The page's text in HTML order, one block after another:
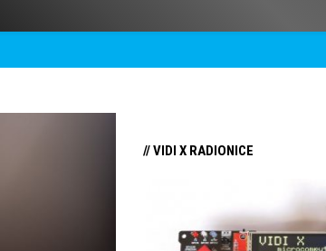
// VIDI X RADIONICE